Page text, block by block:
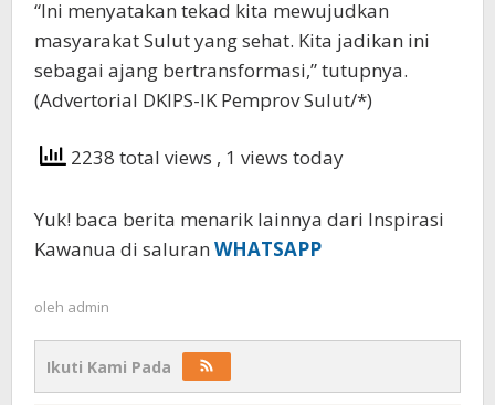
“Ini menyatakan tekad kita mewujudkan
masyarakat Sulut yang sehat. Kita jadikan ini
sebagai ajang bertransformasi,” tutupnya.
(Advertorial DKIPS-IK Pemprov Sulut/*)
2238 total views , 1 views today
Yuk! baca berita menarik lainnya dari Inspirasi
Kawanua di saluran WHATSAPP
oleh admin
Ikuti Kami Pada